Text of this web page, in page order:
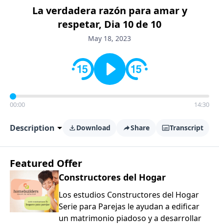
La verdadera razón para amar y
respetar, Dia 10 de 10
May 18, 2023
00:00 14:30
Description Download Share Transcript
Featured Offer
Constructores del Hogar
Los estudios Constructores del Hogar
Serie para Parejas le ayudan a edificar
un matrimonio piadoso y a desarrollar